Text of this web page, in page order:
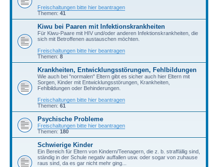
Freischaltungen bitte hier beantragen
Themen: 41
Kiwu bei Paaren mit Infektionskrankheiten
Für Kiwu-Paare mit HIV und/oder anderen Infektionskrankheiten, die
sich mit Betroffenen austauschen möchten.
Freischaltungen bitte hier beantragen
Themen: 8
Krankheiten, Entwicklungsstörungen, Fehlbildungen
Wie auch bei "normalen" Eltern gibt es sicher auch hier Eltern mit
Sorgen, Kinder mit Entwicklungsstörungen, Krankheiten,
Fehlbildungen oder Behinderungen.
Freischaltungen bitte hier beantragen
Themen: 61
Psychische Probleme
Freischaltungen bitte hier beantragen
Themen: 180
Schwierige Kinder
Ein Bereich für Eltern von Kindern/Teenagern, die z. b. straffällig sind,
ständig in der Schule negativ auffallen usw. oder sogar von zuhause
raus sind, da es gar nicht mehr ging...